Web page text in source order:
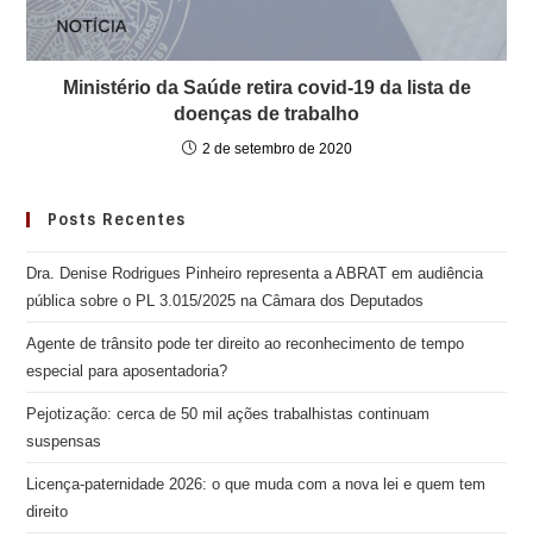
Ministério da Saúde retira covid-19 da lista de
doenças de trabalho
2 de setembro de 2020
Posts Recentes
Dra. Denise Rodrigues Pinheiro representa a ABRAT em audiência
pública sobre o PL 3.015/2025 na Câmara dos Deputados
Agente de trânsito pode ter direito ao reconhecimento de tempo
especial para aposentadoria?
Pejotização: cerca de 50 mil ações trabalhistas continuam
suspensas
Licença-paternidade 2026: o que muda com a nova lei e quem tem
direito